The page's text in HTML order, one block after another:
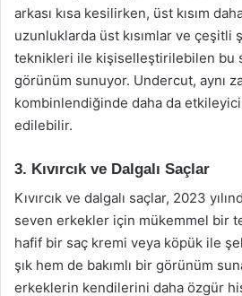
arkası kısa kesilirken, üst kısım
uzunluklarda üst kısımlar ve çeşitli
teknikleri ile kişiselleştirilebilen bu
görünüm sunuyor. Undercut, aynı
kombinlendiğinde daha da
edilebilir.
3. Kıvırcık ve Dalgalı Saçlar
Kıvırcık ve dalgalı saçlar, 2023
seven erkekler için mükemmel bir
hafif bir saç kremi veya köpük ile
şık hem de bakımlı bir görünüm
erkeklerin kendilerini daha özgür